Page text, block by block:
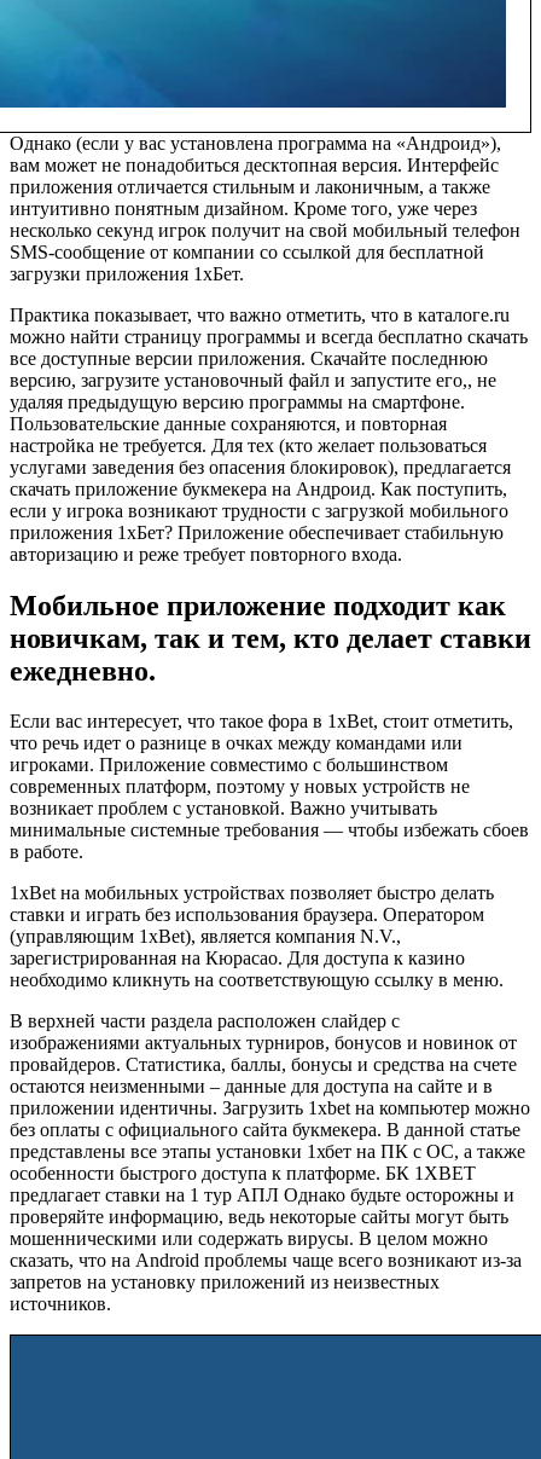
Однако (если у вас установлена программа на «Андроид»),
вам может не понадобиться десктопная версия. Интерфейс
приложения отличается стильным и лаконичным, а также
интуитивно понятным дизайном. Кроме того, уже через
несколько секунд игрок получит на свой мобильный телефон
SMS-сообщение от компании со ссылкой для бесплатной
загрузки приложения 1хБет.
Практика показывает, что важно отметить, что в каталоге.ru
можно найти страницу программы и всегда бесплатно скачать
все доступные версии приложения. Скачайте последнюю
версию, загрузите установочный файл и запустите его,, не
удаляя предыдущую версию программы на смартфоне.
Пользовательские данные сохраняются, и повторная
настройка не требуется. Для тех (кто желает пользоваться
услугами заведения без опасения блокировок), предлагается
скачать приложение букмекера на Андроид. Как поступить,
если у игрока возникают трудности с загрузкой мобильного
приложения 1хБет? Приложение обеспечивает стабильную
авторизацию и реже требует повторного входа.
Мобильное приложение подходит как
новичкам, так и тем, кто делает ставки
ежедневно.
Если вас интересует, что такое фора в 1xBet, стоит отметить,
что речь идет о разнице в очках между командами или
игроками. Приложение совместимо с большинством
современных платформ, поэтому у новых устройств не
возникает проблем с установкой. Важно учитывать
минимальные системные требования — чтобы избежать сбоев
в работе.
1xBet на мобильных устройствах позволяет быстро делать
ставки и играть без использования браузера. Оператором
(управляющим 1xBet), является компания N.V.,
зарегистрированная на Кюрасао. Для доступа к казино
необходимо кликнуть на соответствующую ссылку в меню.
В верхней части раздела расположен слайдер с
изображениями актуальных турниров, бонусов и новинок от
провайдеров. Статистика, баллы, бонусы и средства на счете
остаются неизменными – данные для доступа на сайте и в
приложении идентичны. Загрузить 1xbet на компьютер можно
без оплаты с официального сайта букмекера. В данной статье
представлены все этапы установки 1хбет на ПК с ОС, а также
особенности быстрого доступа к платформе. БК 1XBET
предлагает ставки на 1 тур АПЛ Однако будьте осторожны и
проверяйте информацию, ведь некоторые сайты могут быть
мошенническими или содержать вирусы. В целом можно
сказать, что на Android проблемы чаще всего возникают из-за
запретов на установку приложений из неизвестных
источников.